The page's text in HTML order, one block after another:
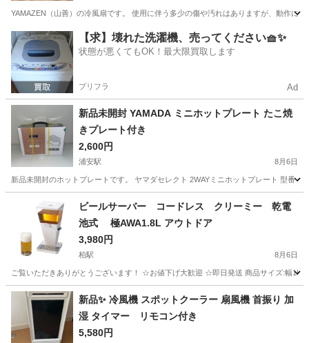
YAMAZEN（山善）の冷風扇です。 使用に伴う多少の傷や汚れはありますが、動作に
千葉 野田市 梅郷駅 季節、空調家電
【求】壊れた洗濯機、売ってください🧺✨
状態が悪くてもOK！最大限買取します
プリフラ Ad
新品未開封 YAMADA ミニホットプレート たこ焼
きプレート付き
2,600円
浦安駅 8月6日
新品未開封のホットプレートです。 ヤマダセレクト 2WAYミニホットプレート 型番
浦安駅 キッチン家電 たこ焼き
ビールサーバー コードレス クリーミー 乾電
池式 極AWA1.8L アウトドア
3,980円
柏駅 8月6日
ご覧いただきありがとうございます！ ☆お値下げ大歓迎 ☆即日発送 商品サイズ:幅
千葉 柏市 柏駅 キッチン家電
新品✨ 冷風機 スポットクーラー 扇風機 首振り 加
湿 タイマー リモコン付き
5,580円